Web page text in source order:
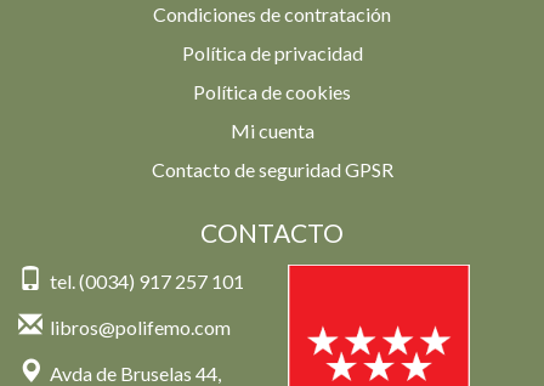
Condiciones de contratación
Política de privacidad
Política de cookies
Mi cuenta
Contacto de seguridad GPSR
CONTACTO
tel. (0034) 917 257 101
libros@polifemo.com
Avda de Bruselas 44,